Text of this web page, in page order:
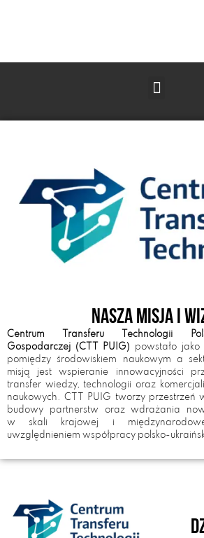
Nasza Misja i
Centrum Transferu Technologii
Gospodarczej (CTT PUIG)
powstało
pomiędzy środowiskiem naukowym a
misją jest wspieranie innowacyjności
transfer wiedzy, technologii oraz
naukowych. CTT PUIG tworzy przestrzeń
budowy partnerstw oraz wdrażania
w skali krajowej i
uwzględnieniem współpracy polsko-